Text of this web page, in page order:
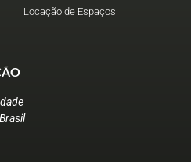
Locação de Espaços